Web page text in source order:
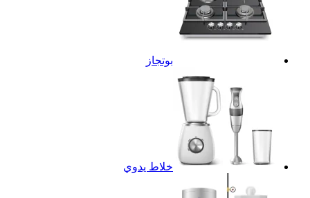
بوتجاز
خلاط يدوي